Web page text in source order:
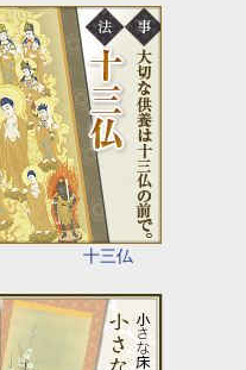
十三仏